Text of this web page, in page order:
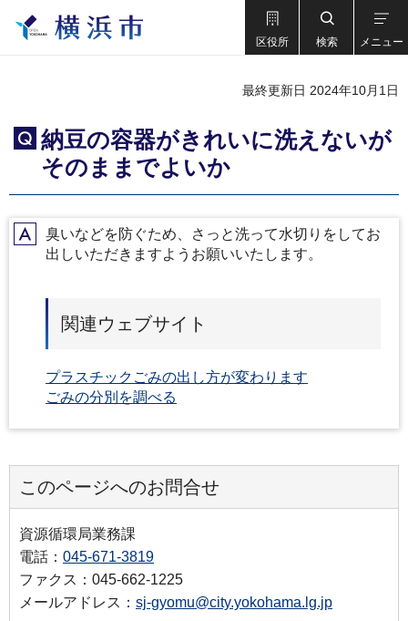
区役所 検索 メニュー
最終更新日 2024年10月1日
Q
納豆の容器がきれいに洗えないが
そのままでよいか
A臭いなどを防ぐため、さっと洗って水切りをしてお
出しいただきますようお願いいたします。
関連ウェブサイト
プラスチックごみの出し方が変わります
ごみの分別を調べる
このページへのお問合せ
資源循環局業務課
電話： 045-671-3819
ファクス：045-662-1225
メールアドレス： sj-gyomu@city.yokohama.lg.jp